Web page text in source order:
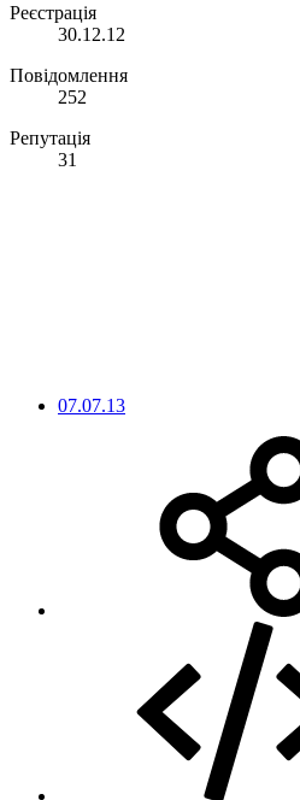
Реєстрація
30.12.12
Повідомлення
252
Репутація
31
07.07.13